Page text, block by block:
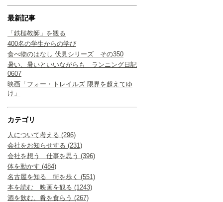
最新記事
「鉄槌教師」を観る
400名の学生からの学び
食べ物のはなし 伏見シリーズ その350
暑い、暑いといいながらも ランニング日記
0607
映画「フォー・トレイルズ 限界を超えてゆ
け」
カテゴリ
人について考える (296)
会社をお知らせする (231)
会社を想う 仕事を思う (396)
体を動かす (484)
名古屋を知る 街を歩く (551)
本を読む 映画を観る (1243)
酒を飲む、肴を食らう (267)